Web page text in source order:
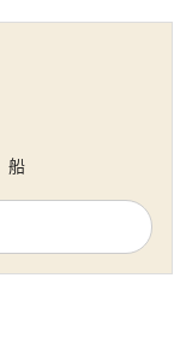
船